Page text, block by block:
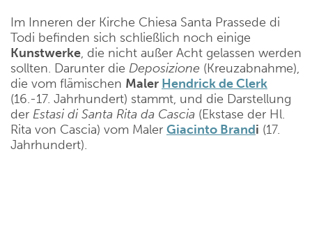
Im Inneren der Kirche Chiesa Santa Prassede di
Todi befinden sich schließlich noch einige
Kunstwerke, die nicht außer Acht gelassen werden
sollten. Darunter die Deposizione (Kreuzabnahme),
die vom flämischen Maler Hendrick de Clerk
(16.-17. Jahrhundert) stammt, und die Darstellung
der Estasi di Santa Rita da Cascia (Ekstase der Hl.
Rita von Cascia) vom Maler Giacinto Brandi (17.
Jahrhundert).